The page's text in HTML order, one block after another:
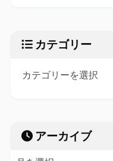
カテゴリー
アーカイブ